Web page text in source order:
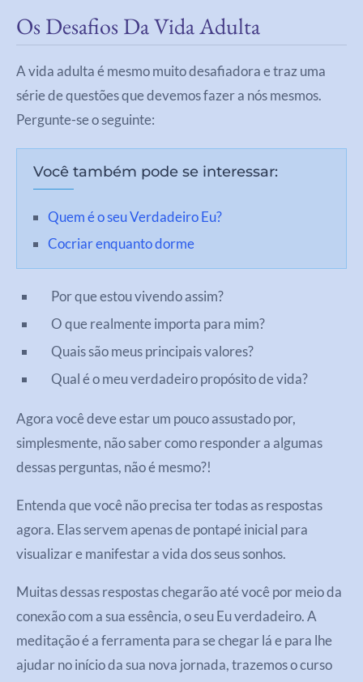
Os Desafios Da Vida Adulta
A vida adulta é mesmo muito desafiadora e traz uma
série de questões que devemos fazer a nós mesmos.
Pergunte-se o seguinte:
Você também pode se interessar:
Quem é o seu Verdadeiro Eu?
Cocriar enquanto dorme
Por que estou vivendo assim?
O que realmente importa para mim?
Quais são meus principais valores?
Qual é o meu verdadeiro propósito de vida?
Agora você deve estar um pouco assustado por,
simplesmente, não saber como responder a algumas
dessas perguntas, não é mesmo?!
Entenda que você não precisa ter todas as respostas
agora. Elas servem apenas de pontapé inicial para
visualizar e manifestar a vida dos seus sonhos.
Muitas dessas respostas chegarão até você por meio da
conexão com a sua essência, o seu Eu verdadeiro. A
meditação é a ferramenta para se chegar lá e para lhe
ajudar no início da sua nova jornada, trazemos o curso